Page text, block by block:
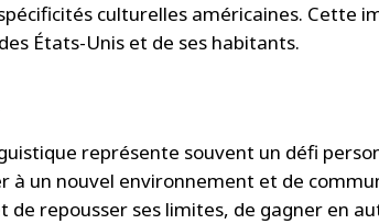
culturelles américaines. Cette
États-Unis et de ses habitants.
représente souvent un défi
à un nouvel environnement et de
repousser ses limites, de gagner en